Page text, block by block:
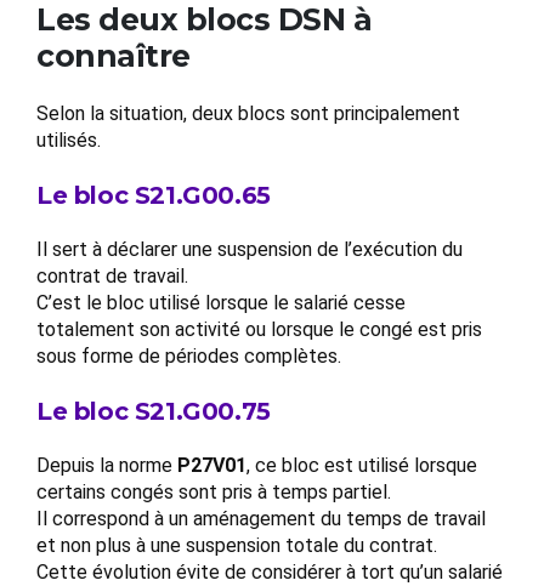
Les deux blocs DSN à
connaître
Selon la situation, deux blocs sont principalement
utilisés.
Le bloc S21.G00.65
Il sert à déclarer une suspension de l’exécution du
contrat de travail.
C’est le bloc utilisé lorsque le salarié cesse
totalement son activité ou lorsque le congé est pris
sous forme de périodes complètes.
Le bloc S21.G00.75
Depuis la norme P27V01, ce bloc est utilisé lorsque
certains congés sont pris à temps partiel.
Il correspond à un aménagement du temps de travail
et non plus à une suspension totale du contrat.
Cette évolution évite de considérer à tort qu’un salarié